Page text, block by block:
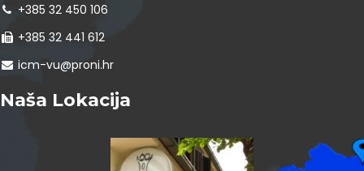
+385 32 450 106
+385 32 441 612
icm-vu@proni.hr
Naša Lokacija